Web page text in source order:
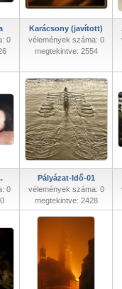
0
Karácsony (javított)
vélemények száma: 0
megtekintve: 2554
0
Pályázat-Idő-01
vélemények száma: 0
megtekintve: 2428